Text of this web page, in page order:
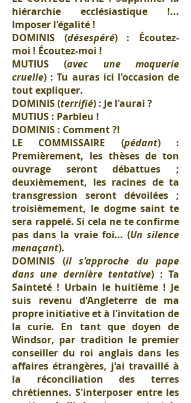
hiérarchie ecclésiastique !...
Imposer l'égalité !
DOMINIS (désespéré) : Écoutez-
moi ! Écoutez-moi !
MUTIUS (avec une moquerie
cruelle) : Tu auras ici l'occasion de
tout expliquer.
DOMINIS (terrifié) : Je l'aurai ?
MUTIUS : Parbleu !
DOMINIS : Comment ?!
LE COMMISSAIRE (pédant) :
Premièrement, les thèses de ton
ouvrage seront débattues ;
deuxièmement, les racines de ta
transgression seront dévoilées ;
troisièmement, le dogme saint te
sera rappelé. Si cela ne te confirme
pas dans la vraie foi… (Un silence
menaçant).
DOMINIS (il s'approche du pape
dans une dernière tentative) : Ta
Sainteté ! Urbain le huitième ! Je
suis revenu d'Angleterre de ma
propre initiative et à l'invitation de
la curie. En tant que doyen de
Windsor, par tradition le premier
conseiller du roi anglais dans les
affaires étrangères, j'ai travaillé à
la réconciliation des terres
chrétiennes. S'interposer entre les